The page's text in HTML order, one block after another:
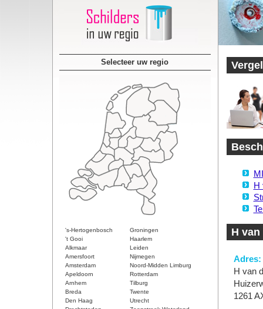
Selecteer uw regio
's-Hertogenbosch
Groningen
't Gooi
Haarlem
Alkmaar
Leiden
Amersfoort
Nijmegen
Amsterdam
Noord-Midden Limburg
Apeldoorn
Rotterdam
Arnhem
Tilburg
Breda
Twente
Den Haag
Utrecht
H
H van
Adres:
H van
1261